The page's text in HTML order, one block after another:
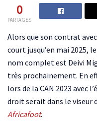
0
PARTAGES
Alors que son contrat
court jusqu’en mai 2025,
nom complet est Deivi
très prochainement. En
lors de la CAN 2023 avec
droit serait dans le viseur
Africafoot.